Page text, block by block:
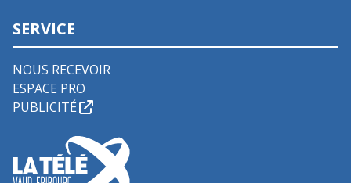
SERVICE
NOUS RECEVOIR
ESPACE PRO
PUBLICITÉ